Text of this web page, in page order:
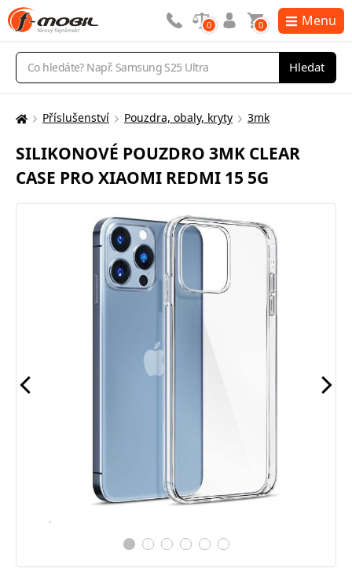
Vyhledávání
Hledat
0 0 Menu
Zde
nacházíte:
Příslušenství Pouzdra, obaly, kryty 3mk
SILIKONOVÉ POUZDRO 3MK CLEAR
CASE PRO XIAOMI REDMI 15 5G